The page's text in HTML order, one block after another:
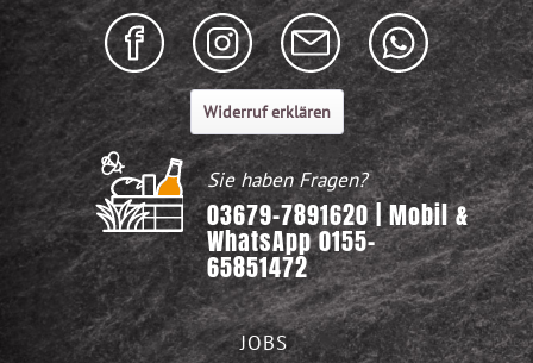
Widerruf erklären
Sie haben Fragen?
03679-7891620 | Mobil &
WhatsApp 0155-
65851472
JOBS